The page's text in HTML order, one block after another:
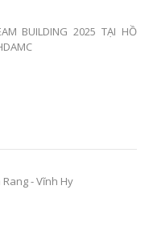
BUILDING 2025 TẠI HỒ
- Vĩnh Hy